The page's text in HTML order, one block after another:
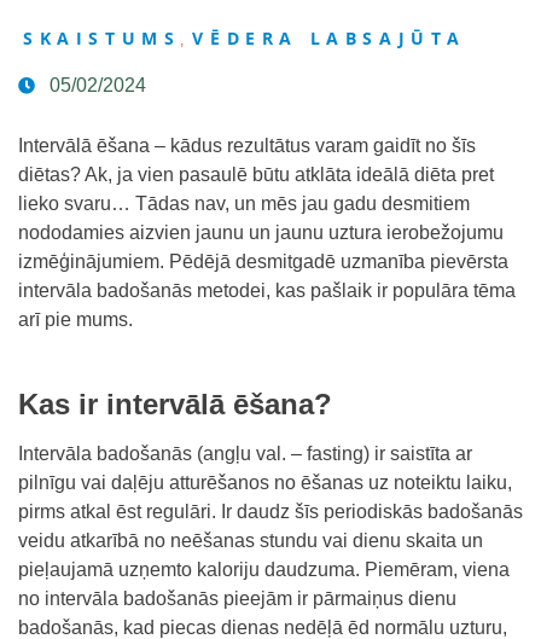
SKAISTUMS , VĒDERA LABSAJŪTA
05/02/2024
Intervālā ēšana – kādus rezultātus varam gaidīt no šīs
diētas? Ak, ja vien pasaulē būtu atklāta ideālā diēta pret
lieko svaru… Tādas nav, un mēs jau gadu desmitiem
nododamies aizvien jaunu un jaunu uztura ierobežojumu
izmēģinājumiem. Pēdējā desmitgadē uzmanība pievērsta
intervāla badošanās metodei, kas pašlaik ir populāra tēma
arī pie mums.
Kas ir intervālā ēšana?
Intervāla badošanās (angļu val. – fasting) ir saistīta ar
pilnīgu vai daļēju atturēšanos no ēšanas uz noteiktu laiku,
pirms atkal ēst regulāri. Ir daudz šīs periodiskās badošanās
veidu atkarībā no neēšanas stundu vai dienu skaita un
pieļaujamā uzņemto kaloriju daudzuma. Piemēram, viena
no intervāla badošanās pieejām ir pārmaiņus dienu
badošanās, kad piecas dienas nedēļā ēd normālu uzturu,